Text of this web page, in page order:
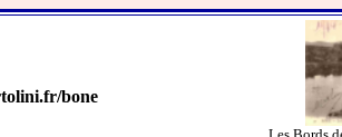
bone